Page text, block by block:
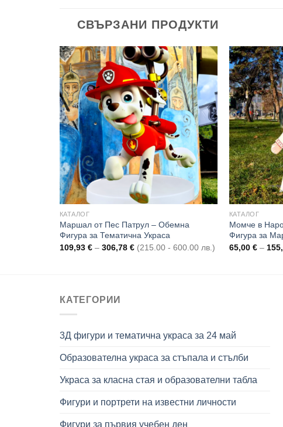
СВЪРЗАНИ ПРОДУКТИ
Add to
wishlist
КАТАЛОГ
Маршал от Пес Патрул – Обемна
Фигура за Тематична Украса
109,93 € – 306,78 €Price
range:
(215.00 - 600.00 лв.)
КАТАЛОГ
Момче в
Фигура за
65,00 € –
КАТЕГОРИИ
3Д фигури и тематична украса за 24 май
Образователна украса за стъпала и стълби
Украса за класна стая и образователни табла
Фигури и портрети на известни личности
Фигури за първия учебен ден